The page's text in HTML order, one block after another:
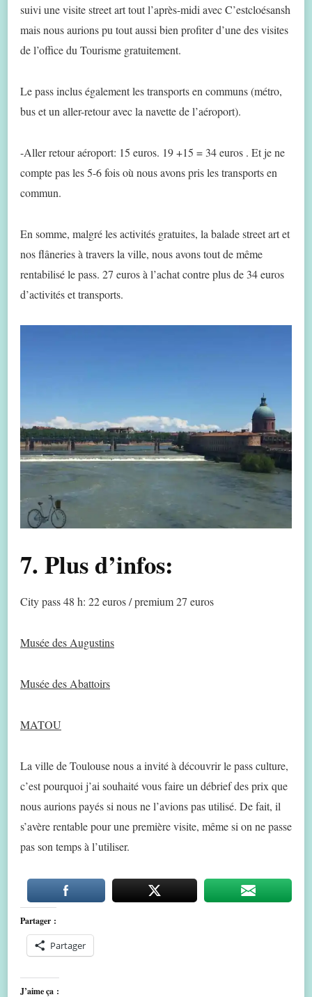
suivi une visite street art tout l’après-midi avec C’estcloésansh
mais nous aurions pu tout aussi bien profiter d’une des visites
de l’office du Tourisme gratuitement.
Le pass inclus également les transports en communs (métro,
bus et un aller-retour avec la navette de l’aéroport).
-Aller retour aéroport: 15 euros. 19 +15 = 34 euros . Et je ne
compte pas les 5-6 fois où nous avons pris les transports en
commun.
En somme, malgré les activités gratuites, la balade street art et
nos flâneries à travers la ville, nous avons tout de même
rentabilisé le pass. 27 euros à l’achat contre plus de 34 euros
d’activités et transports.
7. Plus d’infos:
City pass 48 h: 22 euros / premium 27 euros
Musée des Augustins
Musée des Abattoirs
MATOU
La ville de Toulouse nous a invité à découvrir le pass culture,
c’est pourquoi j’ai souhaité vous faire un débrief des prix que
nous aurions payés si nous ne l’avions pas utilisé. De fait, il
s’avère rentable pour une première visite, même si on ne passe
pas son temps à l’utiliser.
Partager :
Partager
J’aime ça :